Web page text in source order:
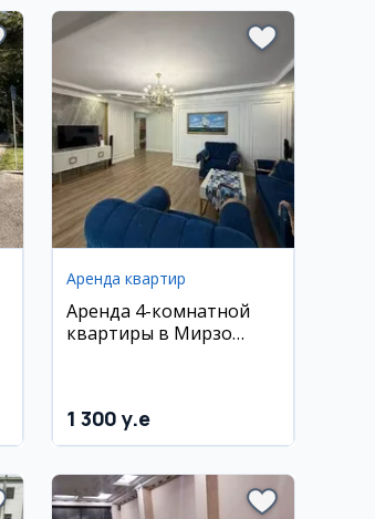
Аренда квартир
Аренда 4-комнатной
квартиры в Мирзо
1 300 y.e